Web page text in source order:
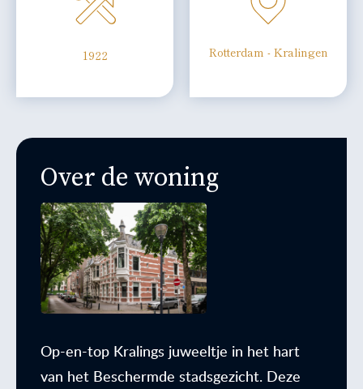
1922 Rotterdam - Kralingen
Over de woning
Op-en-top Kralings juweeltje in het hart
van het Beschermde stadsgezicht. Deze